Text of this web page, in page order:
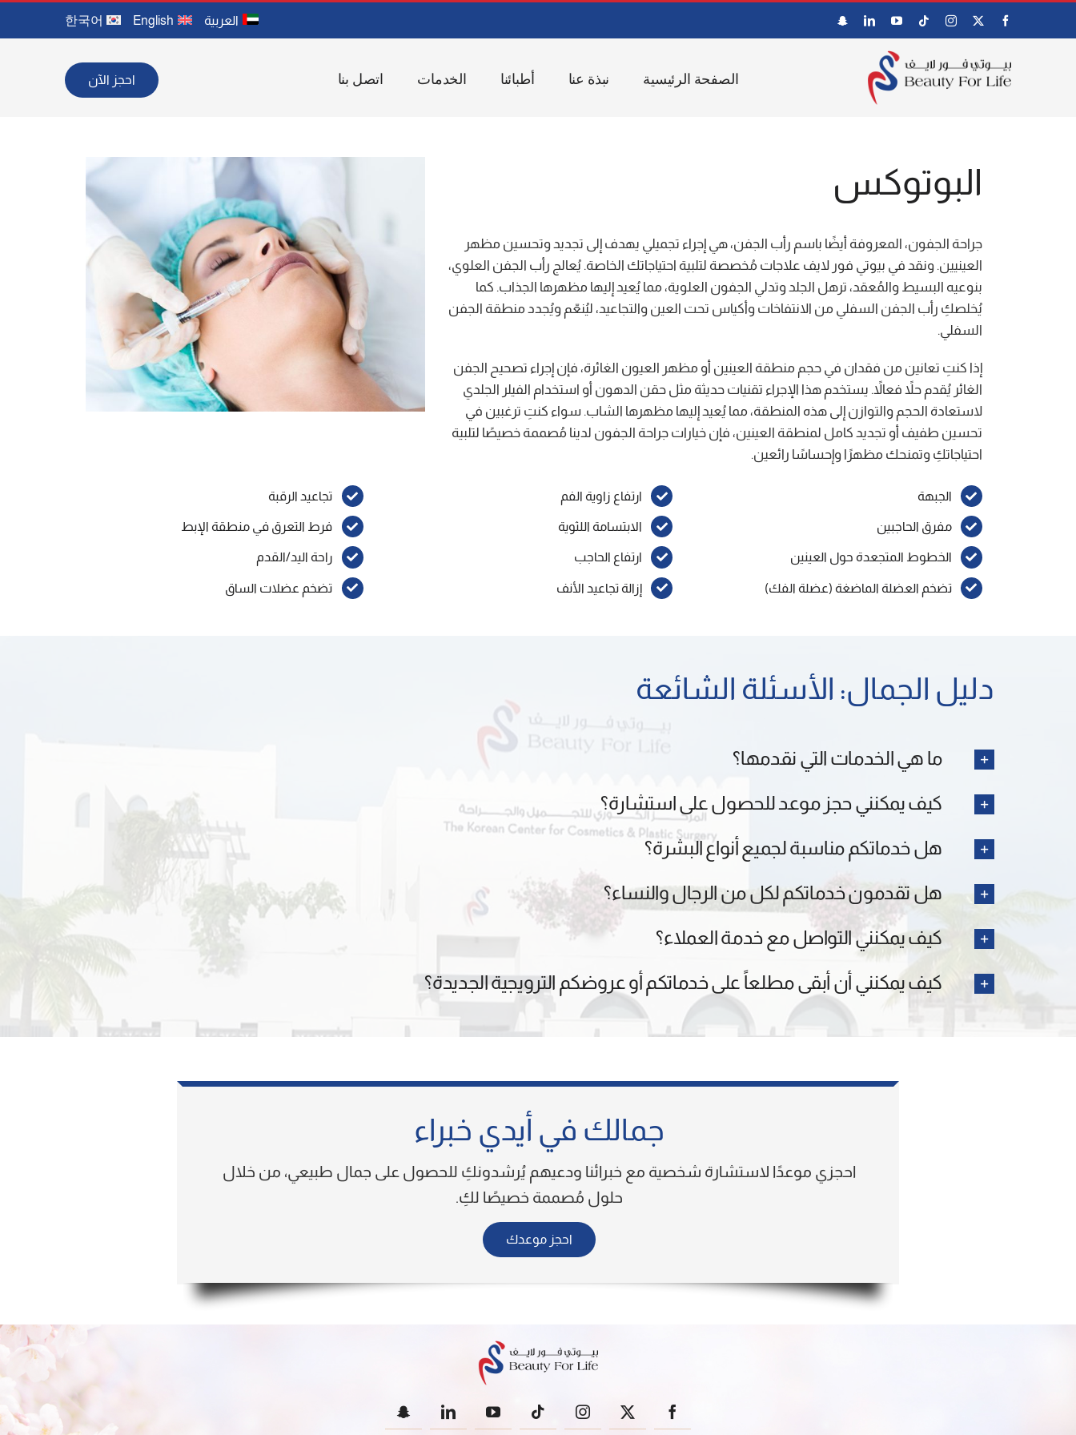
العربية English
한국어
الصفحة الرئيسية نبذة عنا أطبائنا الخدمات اتصل بنا احجز الآن
البوتوكس
جراحة الجفون، المعروفة أيضًا باسم رأب الجفن، هي إجراء تجميلي يهدف إلى تجديد وتحسين مظهر
العينيين. ونقد في بيوتي فور لايف علاجات مُخصصة لتلبية احتياجاتك الخاصة. يُعالج رأب الجفن العلوي،
بنوعيه البسيط والمُعقد، ترهل الجلد وتدلي الجفون العلوية، مما يُعيد إليها مظهرها الجذاب. كما
يُخلصكِ رأب الجفن السفلي من الانتفاخات وأكياس تحت العين والتجاعيد، ليُنعّم ويُجدد منطقة الجفن
السفلي.
إذا كنتِ تعانين من فقدان في حجم منطقة العينين أو مظهر العيون الغائرة، فإن إجراء تصحيح الجفن
الغائر يُقدم حلاً فعالاً. يستخدم هذا الإجراء تقنيات حديثة مثل حقن الدهون أو استخدام الفيلر الجلدي
لاستعادة الحجم والتوازن إلى هذه المنطقة، مما يُعيد إليها مظهرها الشاب. سواء كنتِ ترغبين في
تحسين طفيف أو تجديد كامل لمنطقة العينين، فإن خيارات جراحة الجفون لدينا مُصممة خصيصًا لتلبية
احتياجاتكِ وتمنحك مظهرًا وإحساسًا رائعين.
الجبهة
مفرق الحاجبين
الخطوط المتجعدة حول العينين
تضخم العضلة الماضغة (عضلة الفك)
ارتفاع زاوية الفم
الابتسامة اللثوية
ارتفاع الحاجب
إزالة تجاعيد الأنف
تجاعيد الرقبة
فرط التعرق في منطقة الإبط
راحة اليد/القدم
تضخم عضلات الساق
دليل الجمال: الأسئلة الشائعة
ما هي الخدمات التي نقدمها؟
كيف يمكنني حجز موعد للحصول على استشارة؟
هل خدماتكم مناسبة لجميع أنواع البشرة؟
هل تقدمون خدماتكم لكل من الرجال والنساء؟
كيف يمكنني التواصل مع خدمة العملاء؟
كيف يمكنني أن أبقى مطلعاً على خدماتكم أو عروضكم الترويجية الجديدة؟
جمالك في أيدي خبراء
احجزي موعدًا لاستشارة شخصية مع خبرائنا ودعيهم يُرشدونكِ للحصول على جمال طبيعي، من خلال
حلول مُصممة خصيصًا لكِ.
احجز موعدك